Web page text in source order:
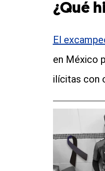
¿Qué
El
en México
ilícitas con